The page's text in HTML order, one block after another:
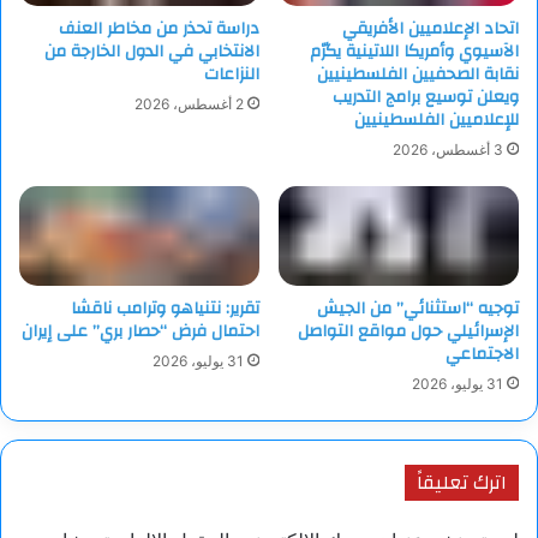
ولفت البيان “في المنطقة البحرية على طول القطاع هناك خطر كبير
لممارسة الصيد والسباحة والغوص ونحذر من الدخول إلى البحر في
الأيام المقبلة”.
وختم البيان “ممنوع الاقتراب إلى الأراضي الإسرائيلية والى المنطقة
العازلة”.
ويوم الأحد الماضي، بدأ سريان وقف إطلاق النار بين “حماس”
وإسرائيل، ويستمر في مرحلته الأولى لمدة 42 يوما، يجري خلالها
التفاوض لبدء مرحلة ثانية ثم ثالثة. وتم إطلاق سراح 3 إسرائيليات
من غزة، مقابل 90 أسيرة وطفلا فلسطينيا من السجون الإسرائيلية.
محكومون بالسجن المؤبد (مدى الحياة)، وفقا لما أعلنه مكتب إعلام
الأسرى التابع لـ”حماس”.
اتحاد الإعلاميين الأفريقي
الآسيوي وأمريكا اللاتينية يكرّم
نقابة الصحفيين الفلسطينيين
ويعلن توسيع برامج التدريب
للإعلاميين الفلسطينيين
3 أغسطس، 2026
دراسة تحذر من مخاطر العنف
الانتخابي في الدول الخارجة من
النزاعات
2 أغسطس، 2026
توجيه “استثنائي” من الجيش
الإسرائيلي حول مواقع التواصل
الاجتماعي
31 يوليو، 2026
تقرير: نتنياهو وترامب ناقشا
احتمال فرض “حصار بري” على إيران
31 يوليو، 2026
اترك تعليقاً